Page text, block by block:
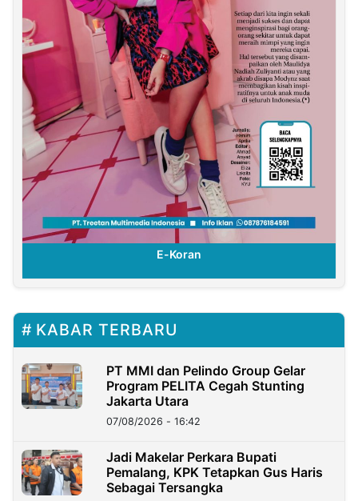
E-Koran
KABAR TERBARU
PT MMI dan Pelindo Group Gelar
Program PELITA Cegah Stunting
Jakarta Utara
07/08/2026 - 16:42
Jadi Makelar Perkara Bupati
Pemalang, KPK Tetapkan Gus Haris
Sebagai Tersangka